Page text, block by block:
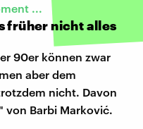
...
früher nicht alles
90er können zwar
aber dem
nicht. Davon
von Barbi Marković.